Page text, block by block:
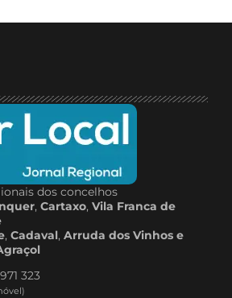
dos concelhos
, Cartaxo, Vila Franca de
, Cadaval, Arruda dos Vinhos e
323